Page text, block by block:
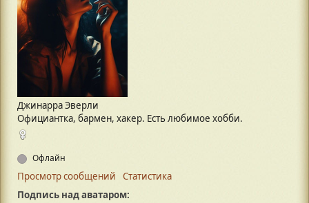
Джинарра Эверли
Официантка, бармен, хакер. Есть любимое хобби.
Офлайн
Просмотр сообщений
Статистика
Подпись над аватаром: